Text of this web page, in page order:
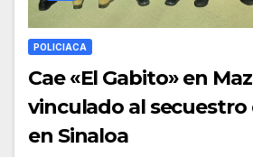
POLICIACA
Cae «El Gabito» en
vinculado al secuestro
en Sinaloa